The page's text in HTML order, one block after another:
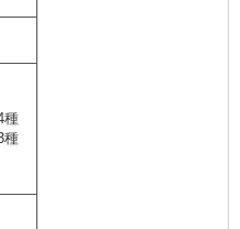
種
種